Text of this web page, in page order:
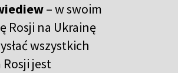
– w swoim
Rosji na Ukrainę
wszystkich
jest